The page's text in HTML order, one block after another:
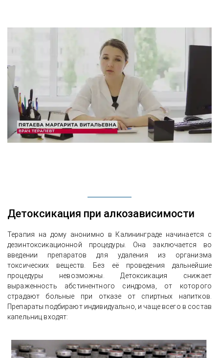
Детоксикация при алкозависимости
Терапия на дому анонимно в Калининграде начинается с
дезинтоксикационной процедуры. Она заключается во
введении препаратов для удаления из организма
токсических веществ. Без её проведения дальнейшие
процедуры невозможны. Детоксикация снижает
выраженность абстинентного синдрома, от которого
страдают больные при отказе от спиртных напитков.
Препараты подбирают индивидуально, и чаще всего в состав
капельниц входят: